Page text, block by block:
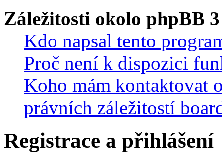
Záležitosti okolo phpBB 3
Kdo napsal tento
Proč není k dispozici
Koho mám kontaktovat
právních záležitostí
Registrace a přihlášení